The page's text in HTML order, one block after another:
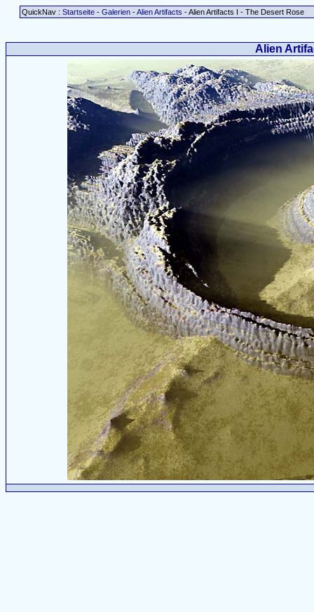
QuickNav : Startseite - Galerien -Alien Artifacts - Alien Artifacts I - The Desert Rose
Alien